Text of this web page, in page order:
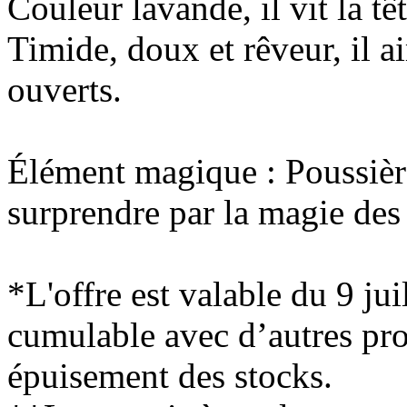
Timide, doux et rêveur, il
ouverts.
Élément magique :
surprendre par la magie
*L'offre est valable du 9
cumulable avec d’autres
épuisement des stocks.